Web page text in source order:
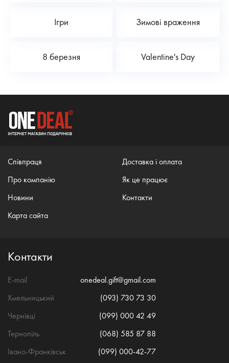
Ігри Зимові враження
8 березня Valentine's Day
Співпраця
Про компанію
Новини
Карта сайта
Доставка і оплата
Як це працює
Контакти
Контакти
E-mail
onedeal.gift@gmail.com
Хмельницький
(093) 730 73 30
Чернівці
(099) 000 42 49
Тернопіль
(068) 585 87 88
Івано-Франківськ
(099) 000-42-77